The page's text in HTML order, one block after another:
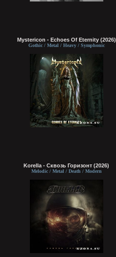
Mystericon - Echoes Of Eternity (2026)
Gothic / Metal / Heavy / Symphonic
Korella - Сквозь Горизонт (2026)
Melodic / Metal / Death / Modern